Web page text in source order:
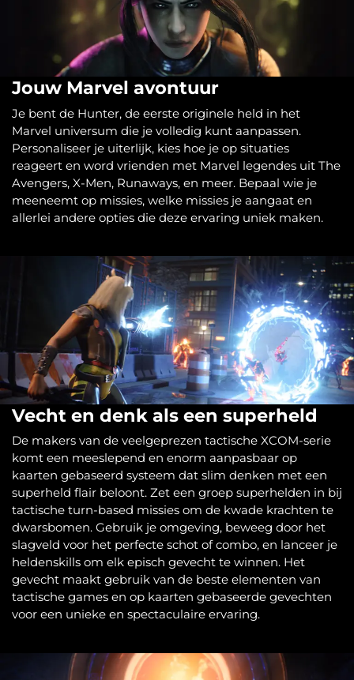
Jouw Marvel avontuur
Je bent de Hunter, de eerste originele held in het
Marvel universum die je volledig kunt aanpassen.
Personaliseer je uiterlijk, kies hoe je op situaties
reageert en word vrienden met Marvel legendes uit The
Avengers, X-Men, Runaways, en meer. Bepaal wie je
meeneemt op missies, welke missies je aangaat en
allerlei andere opties die deze ervaring uniek maken.
Vecht en denk als een superheld
De makers van de veelgeprezen tactische XCOM-serie
komt een meeslepend en enorm aanpasbaar op
kaarten gebaseerd systeem dat slim denken met een
superheld flair beloont. Zet een groep superhelden in bij
tactische turn-based missies om de kwade krachten te
dwarsbomen. Gebruik je omgeving, beweeg door het
slagveld voor het perfecte schot of combo, en lanceer je
heldenskills om elk episch gevecht te winnen. Het
gevecht maakt gebruik van de beste elementen van
tactische games en op kaarten gebaseerde gevechten
voor een unieke en spectaculaire ervaring.